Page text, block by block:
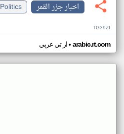
اخبار جزر القمر
Politics
TG39ZI
ار تي عربي• arabic.rt.com